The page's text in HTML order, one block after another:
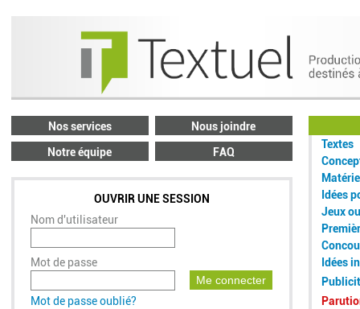
Nos services
Nous joindre
Notre équipe
FAQ
OUVRIR UNE SESSION
Nom d'utilisateur
Mot de passe
Me connecter
Mot de passe oublié?
Textes
Idées
Jeux
Idées